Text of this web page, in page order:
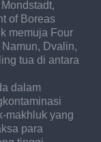
of Boreas
memuja Four
Dvalin,
tua di antara
dalam
makhluk yang
para